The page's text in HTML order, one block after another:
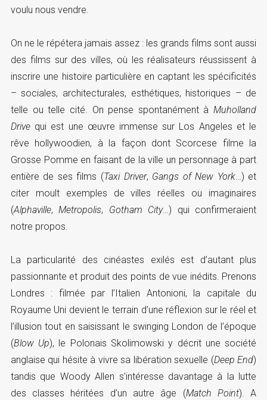
voulu nous vendre.
On ne le répétera jamais assez : les grands films sont aussi
des films sur des villes, où les réalisateurs réussissent à
inscrire une histoire particulière en captant les spécificités
– sociales, architecturales, esthétiques, historiques – de
telle ou telle cité. On pense spontanément àMuholland
Drivequi est une œuvre immense sur Los Angeles et le
rêve hollywoodien, à la façon dont Scorcese filme la
Grosse Pomme en faisant de la ville un personnage à part
entière de ses films (Taxi Driver, Gangs of New York…) et
citer moult exemples de villes réelles ou imaginaires
(Alphaville,Metropolis, Gotham City…) qui confirmeraient
notre propos.
La particularité des cinéastes exilés est d’autant plus
passionnante et produit des points de vue inédits. Prenons
Londres : filmée par l’Italien Antonioni, la capitale du
Royaume Uni devient le terrain d’une réflexion sur le réel et
l’illusion tout en saisissant le swinging London de l’époque
(Blow Up), le Polonais Skolimowski y décrit une société
anglaise qui hésite à vivre sa libération sexuelle (Deep End)
tandis que Woody Allen s’intéresse davantage à la lutte
des classes héritées d’un autre âge (Match Point). A